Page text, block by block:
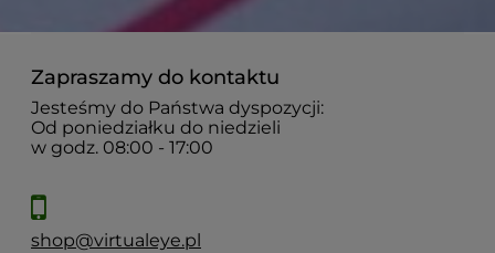
Zapraszamy do kontaktu
Jesteśmy do Państwa dyspozycji:
Od poniedziałku do niedzieli
w godz. 08:00 - 17:00
shop@virtualeye.pl